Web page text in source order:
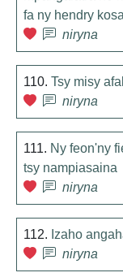
fa ny hendry
niryna
110. Tsy misy
niryna
111. Ny feon'ny
tsy nampiasaina
niryna
112. Izaho
niryna